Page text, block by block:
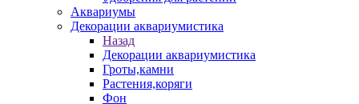
Аквариумы
Декорации аквариумистика
Назад
Декорации аквариумистика
Гроты,камни
Растения,коряги
Фон